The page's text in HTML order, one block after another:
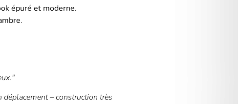
épuré et moderne.
.
– construction très